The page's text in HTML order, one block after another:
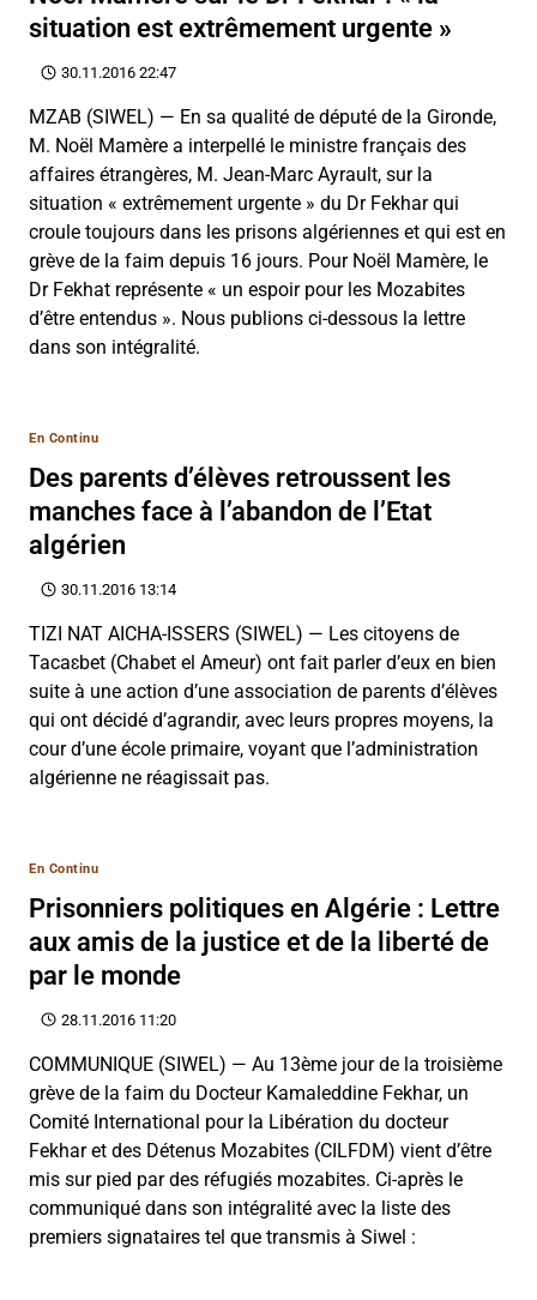
situation est extrêmement urgente »
30.11.2016 22:47
MZAB (SIWEL) — En sa qualité de député de la Gironde,
M. Noël Mamère a interpellé le ministre français des
affaires étrangères, M. Jean-Marc Ayrault, sur la
situation « extrêmement urgente » du Dr Fekhar qui
croule toujours dans les prisons algériennes et qui est en
grève de la faim depuis 16 jours. Pour Noël Mamère, le
Dr Fekhat représente « un espoir pour les Mozabites
d’être entendus ». Nous publions ci-dessous la lettre
dans son intégralité.
En Continu
Des parents d’élèves retroussent les
manches face à l’abandon de l’Etat
algérien
30.11.2016 13:14
TIZI NAT AICHA-ISSERS (SIWEL) — Les citoyens de
Tacaɛbet (Chabet el Ameur) ont fait parler d’eux en bien
suite à une action d’une association de parents d’élèves
qui ont décidé d’agrandir, avec leurs propres moyens, la
cour d’une école primaire, voyant que l’administration
algérienne ne réagissait pas.
En Continu
Prisonniers politiques en Algérie : Lettre
aux amis de la justice et de la liberté de
par le monde
28.11.2016 11:20
COMMUNIQUE (SIWEL) — Au 13ème jour de la troisième
grève de la faim du Docteur Kamaleddine Fekhar, un
Comité International pour la Libération du docteur
Fekhar et des Détenus Mozabites (CILFDM) vient d’être
mis sur pied par des réfugiés mozabites. Ci-après le
communiqué dans son intégralité avec la liste des
premiers signataires tel que transmis à Siwel :